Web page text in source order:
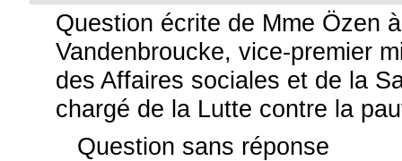
Question écrite de Mme Özen
Vandenbroucke, vice-premier
des Affaires sociales et de la
chargé de la Lutte contre la
Question sans réponse